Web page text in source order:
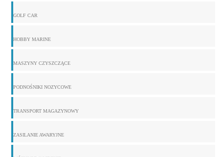
GOLF CAR
HOBBY MARINE
MASZYNY CZYSZCZĄCE
PODNOŚNIKI NOZYCOWE
TRANSPORT MAGAZYNOWY
ZASILANIE AWARYJNE